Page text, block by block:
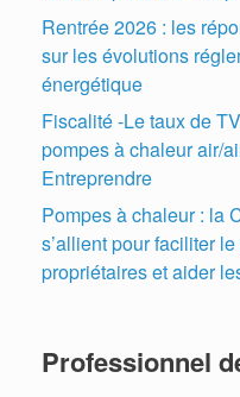
Rentrée 2026 : les
sur les évolutions
énergétique
Fiscalité -Le taux de
pompes à chaleur air/
Entreprendre
Pompes à chaleur : la
s’allient pour faciliter
propriétaires et aider
Professionnel